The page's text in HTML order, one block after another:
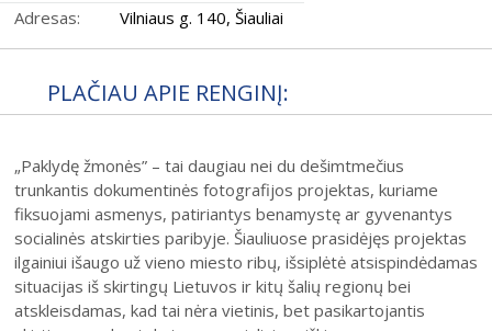
17
18 19
31
2026 (XXIII festivalis)
2025 (XXII festivalis)
Adresas:
Vilniaus g. 140, Šiauliai
PLAČIAU APIE RENGINĮ:
„Paklydę žmonės” – tai daugiau nei du dešimtmečius
trunkantis dokumentinės fotografijos projektas, kuriame
fiksuojami asmenys, patiriantys benamystę ar gyvenantys
socialinės atskirties paribyje. Šiauliuose prasidėjęs projektas
ilgainiui išaugo už vieno miesto ribų, išsiplėtė atsispindėdamas
situacijas iš skirtingų Lietuvos ir kitų šalių regionų bei
atskleisdamas, kad tai nėra vietinis, bet pasikartojantis